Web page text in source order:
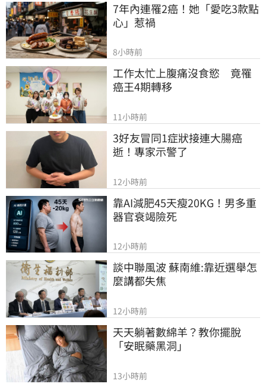
7年內連罹2癌！她「愛吃3款點
心」惹禍
8小時前
工作太忙上腹痛沒食慾　竟罹
癌王4期轉移
11小時前
3好友冒同1症狀接連大腸癌
逝！專家示警了
12小時前
靠AI減肥45天瘦20KG！男多重
器官衰竭險死
12小時前
談中聯風波 蘇南維:靠近選舉怎
麼講都失焦
12小時前
天天躺著數綿羊？教你擺脫
「安眠藥黑洞」
13小時前